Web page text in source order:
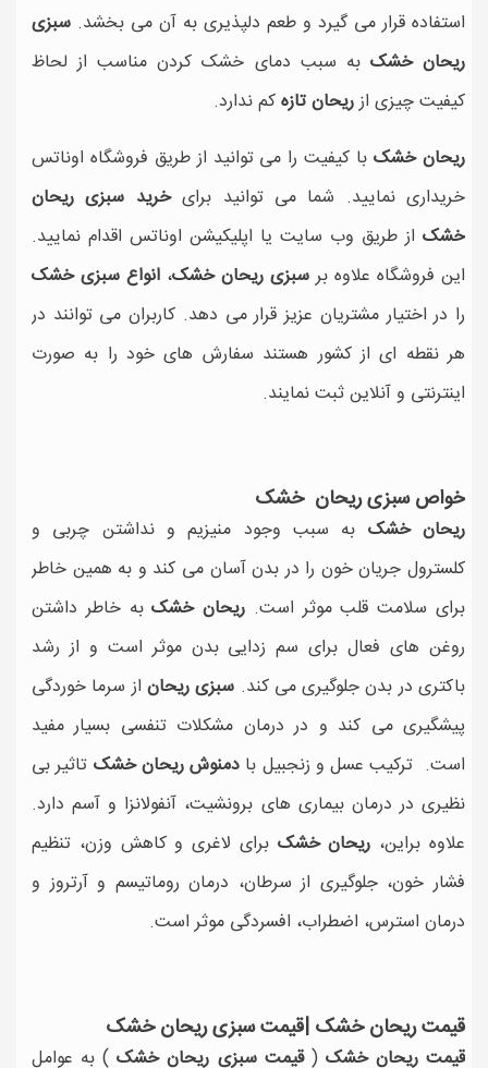
استفاده قرار می گیرد و طعم دلپذیری به آن می بخشد. سبزی
ریحان خشک به سبب دمای خشک کردن مناسب از لحاظ
کیفیت چیزی ازریحان تازهکم ندارد.
ریحان خشکبا کیفیت را می توانید از طریق فروشگاه اوناتس
خریداری نمایید. شما می توانید برایخرید سبزی ریحان
خشک از طریق وب سایت یا اپلیکیشن اوناتس اقدام نمایید.
این فروشگاه علاوه برسبزی ریحان خشک، انواع سبزی خشک
را در اختیار مشتریان عزیز قرار می دهد. کاربران می توانند در
هر نقطه ای از کشور هستند سفارش های خود را به صورت
اینترنتی و آنلاین ثبت نمایند.
خواص سبزی ریحان خشک
ریحان خشک به سبب وجود منیزیم و نداشتن چربی و
کلسترول جریان خون را در بدن آسان می کند و به همین خاطر
برای سلامت قلب موثر است. ریحان خشکبه خاطر داشتن
روغن های فعال برای سم زدایی بدن موثر است و از رشد
باکتری در بدن جلوگیری می کند. سبزی ریحان از سرما خوردگی
پیشگیری می کند و در درمان مشکلات تنفسی بسیار مفید
است. ترکیب عسل و زنجبیل با دمنوش ریحان خشک تاثیر بی
نظیری در درمان بیماری های برونشیت، آنفولانزا و آسم دارد.
علاوه براین، ریحان خشک برای لاغری و کاهش وزن، تنظیم
فشار خون، جلوگیری از سرطان، درمان روماتیسم و آرتروز و
درمان استرس، اضطراب، افسردگی موثر است.
قیمت ریحان خشک |قیمت سبزی ریحان خشک
قیمت ریحان خشک (قیمت سبزی ریحان خشک) به عوامل